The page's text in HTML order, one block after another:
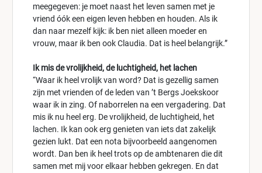
meegegeven: je moet naast het leven samen met je
vriend óók een eigen leven hebben en houden. Als ik
dan naar mezelf kijk: ik ben niet alleen moeder en
vrouw, maar ik ben ook Claudia. Dat is heel belangrijk.”
Ik mis de vrolijkheid, de luchtigheid, het lachen
“Waar ik heel vrolijk van word? Dat is gezellig samen
zijn met vrienden of de leden van ’t Bergs Joekskoor
waar ik in zing. Of naborrelen na een vergadering. Dat
mis ik nu heel erg. De vrolijkheid, de luchtigheid, het
lachen. Ik kan ook erg genieten van iets dat zakelijk
gezien lukt. Dat een nota bijvoorbeeld aangenomen
wordt. Dan ben ik heel trots op de ambtenaren die dit
samen met mij voor elkaar hebben gekregen. En dat